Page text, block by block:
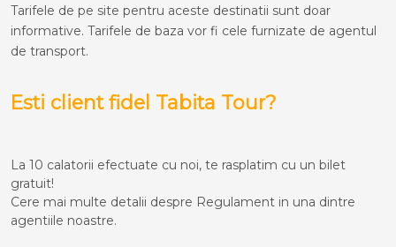
Tarifele de pe site pentru aceste destinatii sunt doar
informative. Tarifele de baza vor fi cele furnizate de agentul
de transport.
Esti client fidel Tabita Tour?
La 10 calatorii efectuate cu noi, te rasplatim cu un bilet
gratuit!
Cere mai multe detalii despre Regulament in una dintre
agentiile noastre.